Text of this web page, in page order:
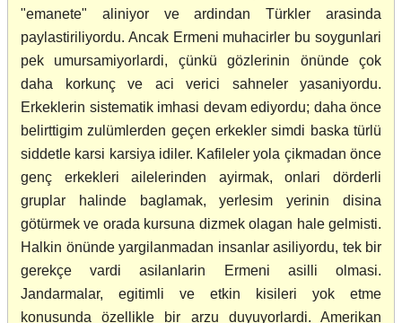
"emanete" aliniyor ve ardindan Türkler arasinda
paylastiriliyordu. Ancak Ermeni muhacirler bu soygunlari
pek umursamiyorlardi, çünkü gözlerinin önünde çok
daha korkunç ve aci verici sahneler yasaniyordu.
Erkeklerin sistematik imhasi devam ediyordu; daha önce
belirttigim zulümlerden geçen erkekler simdi baska türlü
siddetle karsi karsiya idiler. Kafileler yola çikmadan önce
genç erkekleri ailelerinden ayirmak, onlari dörderli
gruplar halinde baglamak, yerlesim yerinin disina
götürmek ve orada kursuna dizmek olagan hale gelmisti.
Halkin önünde yargilanmadan insanlar asiliyordu, tek bir
gerekçe vardi asilanlarin Ermeni asilli olmasi.
Jandarmalar, egitimli ve etkin kisileri yok etme
konusunda özellikle bir arzu duyuyorlardi. Amerikan